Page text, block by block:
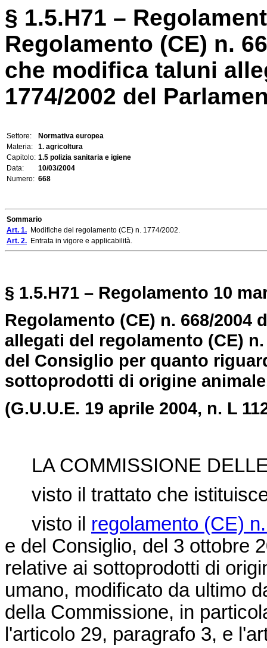
§ 1.5.H71 –
Regolamento (CE) n.
che modifica taluni
1774/2002 del
Settore:
Normativa europea
Materia:
1. agricoltura
Capitolo: 1.5 polizia sanitaria e igiene
Data:
10/03/2004
Numero: 668
Sommario
Art. 1. Modifiche del regolamento (CE) n. 1774/2002.
Art. 2. Entrata in vigore e applicabilità.
§ 1.5.H71 – Regolamento 10
Regolamento (CE) n. 668/
allegati del regolamento (CE)
del Consiglio per quanto
sottoprodotti di origine
(G.U.U.E. 19 aprile 2004, n. L
LA COMMISSIONE
visto il trattato che
visto il regolamento (CE)
e del Consiglio, del 3 ottobre
relative ai sottoprodotti di
umano, modificato da ultimo
della Commissione, in
l'articolo 29, paragrafo 3, e